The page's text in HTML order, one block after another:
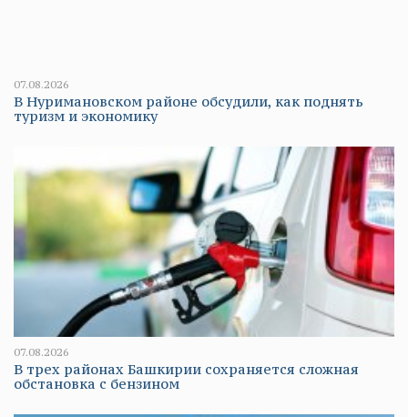
07.08.2026
В Нуримановском районе обсудили, как поднять
туризм и экономику
07.08.2026
В трех районах Башкирии сохраняется сложная
обстановка с бензином